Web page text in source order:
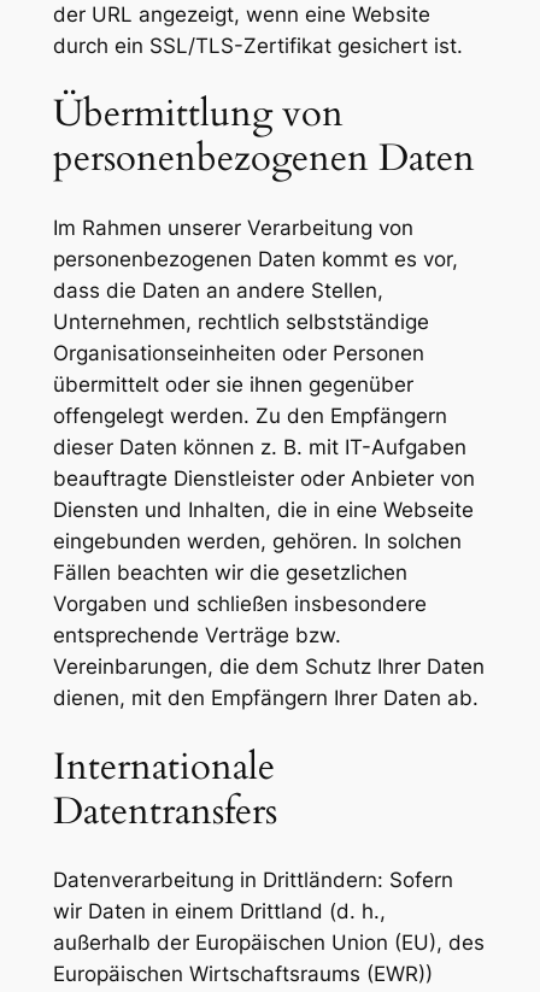
der URL angezeigt, wenn eine Website
durch ein SSL/TLS-Zertifikat gesichert ist.
Übermittlung von
personenbezogenen Daten
Im Rahmen unserer Verarbeitung von
personenbezogenen Daten kommt es vor,
dass die Daten an andere Stellen,
Unternehmen, rechtlich selbstständige
Organisationseinheiten oder Personen
übermittelt oder sie ihnen gegenüber
offengelegt werden. Zu den Empfängern
dieser Daten können z. B. mit IT-Aufgaben
beauftragte Dienstleister oder Anbieter von
Diensten und Inhalten, die in eine Webseite
eingebunden werden, gehören. In solchen
Fällen beachten wir die gesetzlichen
Vorgaben und schließen insbesondere
entsprechende Verträge bzw.
Vereinbarungen, die dem Schutz Ihrer Daten
dienen, mit den Empfängern Ihrer Daten ab.
Internationale
Datentransfers
Datenverarbeitung in Drittländern: Sofern
wir Daten in einem Drittland (d. h.,
außerhalb der Europäischen Union (EU), des
Europäischen Wirtschaftsraums (EWR))